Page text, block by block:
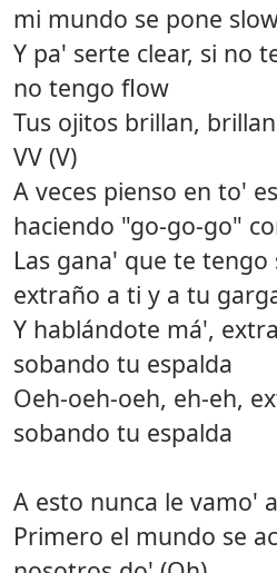
mi mundo se pone
Y pa' serte clear, si no
no tengo flow
Tus ojitos brillan,
VV (V)
A veces pienso en to'
haciendo "go-go-go"
Las gana' que te tengo
extraño a ti y a tu
Y hablándote má',
sobando tu espalda
Oeh-oeh-oeh, eh-eh,
sobando tu espalda
A esto nunca le vamo'
Primero el mundo se